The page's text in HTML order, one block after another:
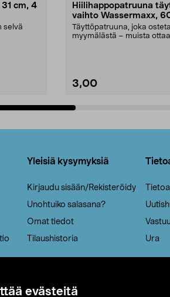
evästeitä
cm, 4
selvä
Hiilihappopatruuna
vaihto Wassermaxx,
Täyttöpatruuna, joka
myymälästä – muista
3,00
Yleisiä kysymyksiä
Kirjaudu sisään/Rekisteröidy
Unohtuiko salasana?
Omat tiedot
Tilaushistoria Ura